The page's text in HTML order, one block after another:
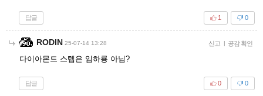
답글 0
1
RODIN 25-07-14 13:28 신고 | 공감 확인
다이아몬드 스텝은 임하룡 아님?
답글 0
0